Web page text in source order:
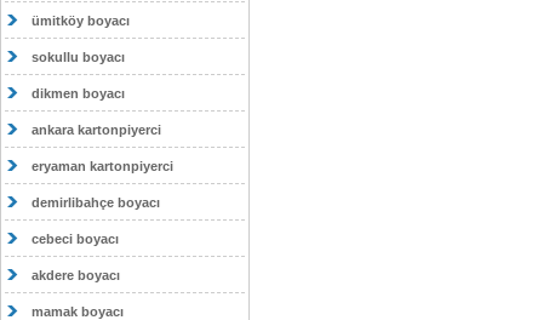
ümitköy boyacı
sokullu boyacı
dikmen boyacı
ankara kartonpiyerci
eryaman kartonpiyerci
demirlibahçe boyacı
cebeci boyacı
akdere boyacı
mamak boyacı